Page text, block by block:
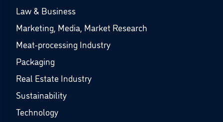
Law & Business
Marketing, Media, Market Research
Meat-processing Industry
Packaging
Real Estate Industry
Sustainability
Technology